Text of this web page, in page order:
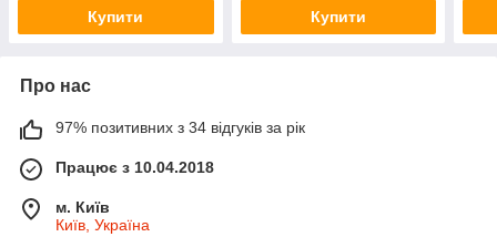
Купити Купити
Про нас
97% позитивних з 34 відгуків за рік
Працює з 10.04.2018
м. Київ
Київ, Україна